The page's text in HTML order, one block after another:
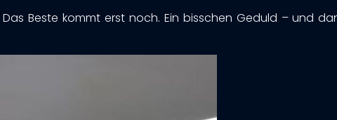
Das Beste kommt erst noch. Ein bisschen Geduld – und